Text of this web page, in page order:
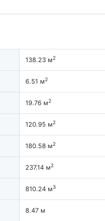
138.23 м2
6.51 м2
19.76 м2
120.95 м2
180.58 м2
237.14 м2
810.24 м3
8.47 м